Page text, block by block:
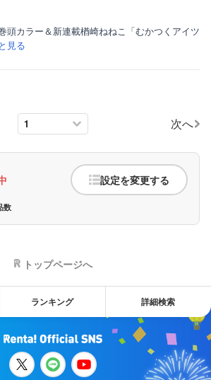
カラー＆新連載楢崎ねねこ「むかつくアイツ
見る
次へ
設定を変更する
数
トップページへ
ランキング 詳細検索